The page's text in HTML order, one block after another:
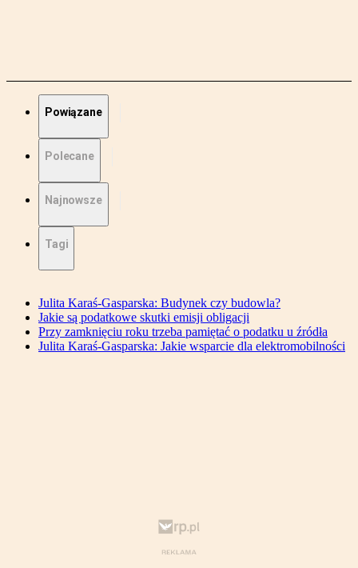
Powiązane
Polecane
Najnowsze
Tagi
Julita Karaś-Gasparska: Budynek czy budowla?
Jakie są podatkowe skutki emisji obligacji
Przy zamknięciu roku trzeba pamiętać o podatku u źródła
Julita Karaś-Gasparska: Jakie wsparcie dla elektromobilności